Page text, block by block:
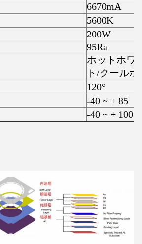
6670mA
5600K
200W
95Ra
ホットホワ
ト/クール
120°
-40 ~ + 85
-40 ~ + 100